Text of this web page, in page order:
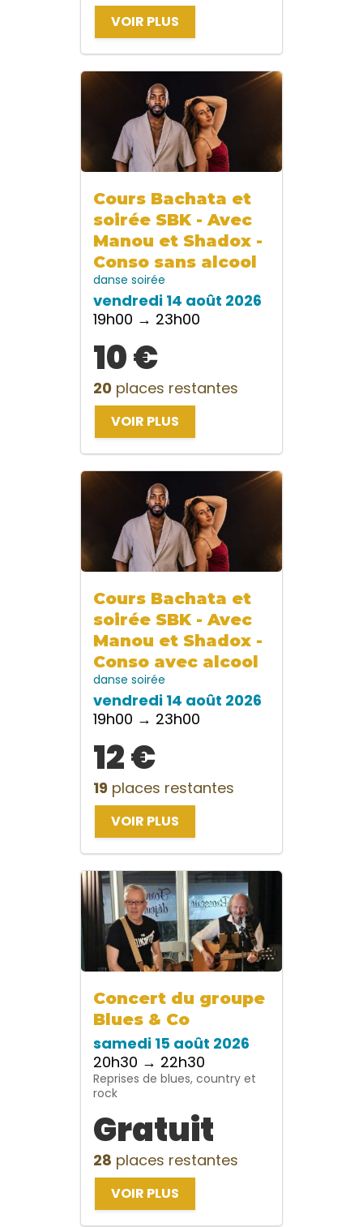
VOIR PLUS
Cours Bachata et
soirée SBK - Avec
Manou et Shadox -
Conso sans alcool
danse soirée
vendredi 14 août 2026
19h00 → 23h00
10 €
20 places restantes
VOIR PLUS
Cours Bachata et
soirée SBK - Avec
Manou et Shadox -
Conso avec alcool
danse soirée
vendredi 14 août 2026
19h00 → 23h00
12 €
19 places restantes
VOIR PLUS
Concert du groupe
Blues & Co
samedi 15 août 2026
20h30 → 22h30
Reprises de blues, country et
rock
Gratuit
28 places restantes
VOIR PLUS